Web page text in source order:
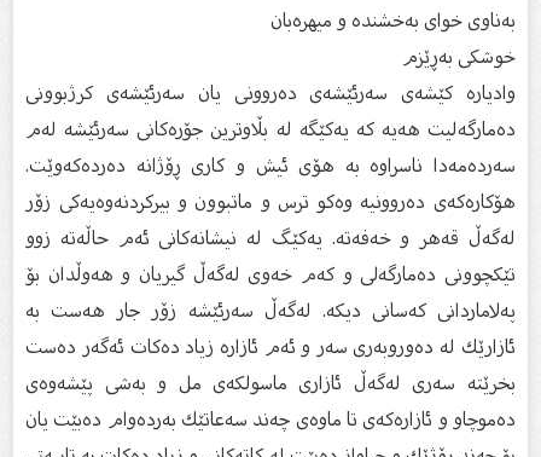
بەناوى خواى بەخشندە و میهرەبان
خوشكى بەڕێزم
وادیارە كێشەى سەرئێشەى دەروونی یان سەرئێشەى كرژبوونى
دەمارگەلیت هەیە كە یەكێگە لە بڵاوترین جۆرەكانى سەرئێشە لەم
سەردەمەدا ناسراوە بە هۆى ئیش و كارى ڕۆژانە دەردەكەوێت.
هۆكارەكەى دەروونیە وەكو ترس و ماتبوون و بیركردنەوەیەكى زۆر
لەگەڵ قەهر و خەفەتە. یەكێگ لە نیشانەكانى ئەم حاڵەتە زوو
تێكچوونى دەمارگەلى و كەم خەوى لەگەڵ گیریان و هەوڵدان بۆ
پەلاماردانى كەسانى دیكە. لەگەڵ سەرئێشە زۆر جار هەست بە
ئازارێك لە دەوروبەرى سەر و ئەم ئازارە زیاد دەكات ئەگەر دەست
بخرێتە سەرى لەگەڵ ئازارى ماسولكەى مل و بەشى پێشەوەى
دەموچاو و ئازارەكەى تا ماوەى چەند سەعاتێك بەردەوام دەبێت یان